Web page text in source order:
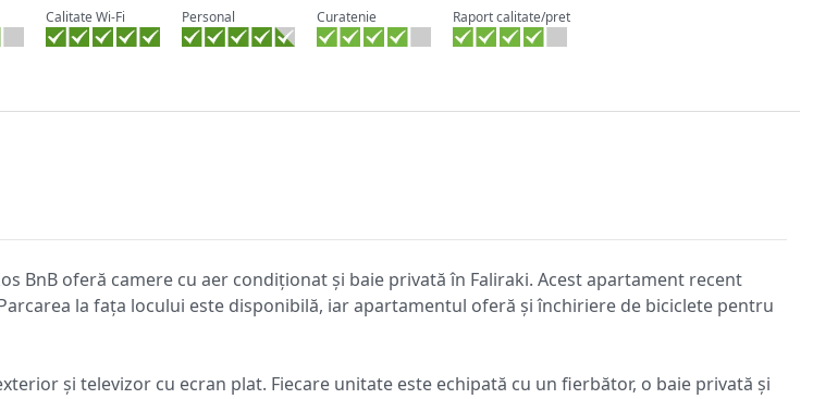
Calitate Wi-Fi Personal Curatenie Raport calitate/pret
BnB oferă camere cu aer condiționat și baie privată în Faliraki. Acest apartament recent
la fața locului este disponibilă, iar apartamentul oferă și închiriere de biciclete pentru
și televizor cu ecran plat. Fiecare unitate este echipată cu un fierbător, o baie privată și